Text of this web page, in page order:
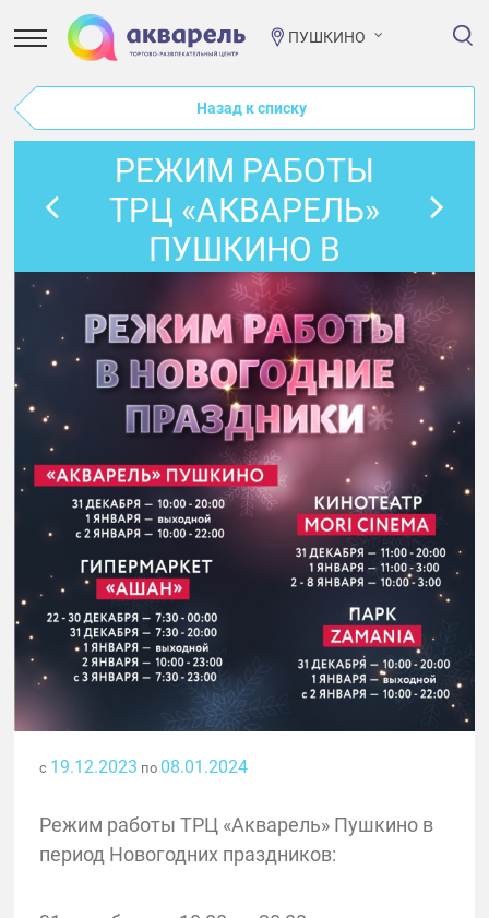
ПУШКИНО
Назад к списку
РЕЖИМ РАБОТЫ
ТРЦ «АКВАРЕЛЬ»
ПУШКИНО В
ПЕРИОД
НОВОГОДНИХ
ПРАЗДНИКОВ
с 19.12.2023 по 08.01.2024
Режим работы ТРЦ «Акварель» Пушкино в
период Новогодних праздников: